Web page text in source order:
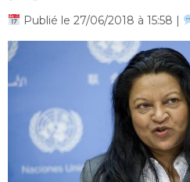
Publié le 27/06/2018 à 15:58 |